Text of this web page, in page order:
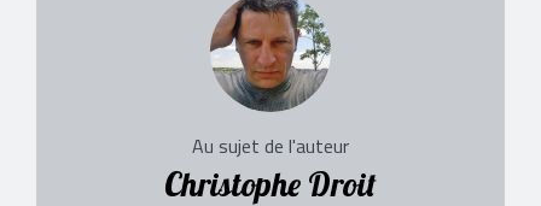
Au sujet de l'auteur
Christophe Droit